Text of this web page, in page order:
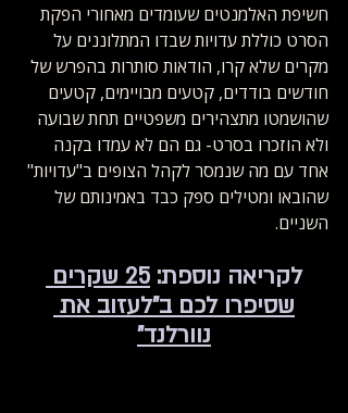
חשיפת האלמנטים שעומדים מאחורי הפקת
הסרט כוללת עדויות שבדו המתלוננים על
מקרים שלא קרו, הודאות סותרות בהפרש של
חודשים בודדים, קטעים מבויימים, קטעים
שהושמטו מתצהירים משפטיים תחת שבועה
ולא הוזכרו בסרט- גם הם לא עמדו בקנה
אחד עם מה שנמסר לקהל הצופים ב"עדויות"
שהובאו ומטילים ספק כבד באמינותם של
השניים.
לקריאה נוספת:
25 שקרים
שסיפרו לכם ב"לעזוב את
נוורלנד"